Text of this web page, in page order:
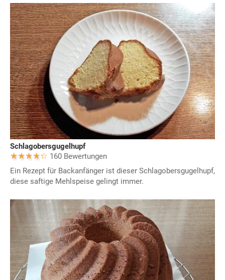
Schlagobersgugelhupf
160 Bewertungen
Ein Rezept für Backanfänger ist dieser Schlagobersgugelhupf,
diese saftige Mehlspeise gelingt immer.